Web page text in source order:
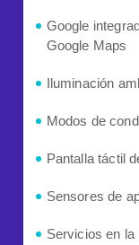
Google
Google Maps
Iluminación
Modos de
Pantalla táctil
Sensores de
Servicios en la